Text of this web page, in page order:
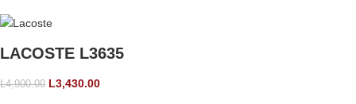
LACOSTE L3635
L4,900.00 L3,430.00